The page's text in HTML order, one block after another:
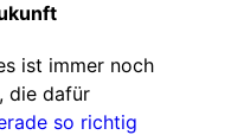
ist immer noch
die dafür
so richtig